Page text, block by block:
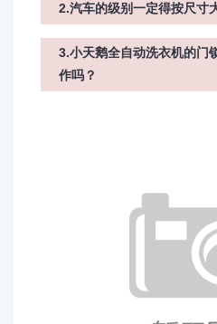
2.汽车的级别一定得按尺寸
3.小天鹅全自动洗衣机的门
作吗？